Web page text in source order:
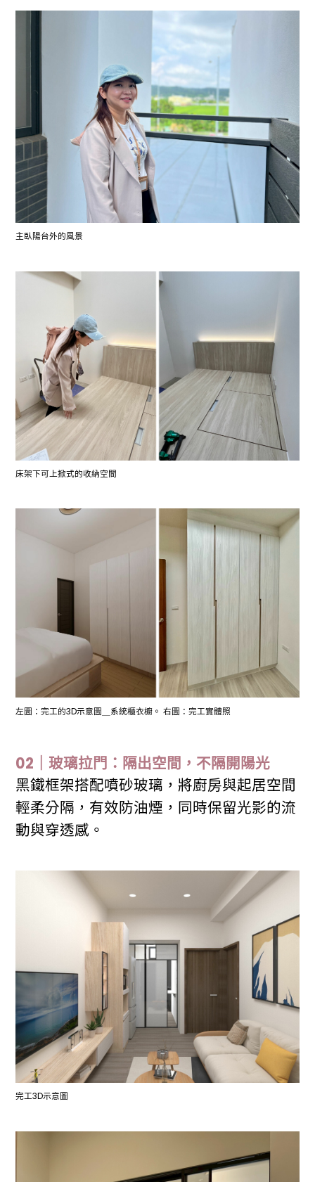
主臥陽台外的風景
床架下可上掀式的收納空間
左圖：完工的3D示意圖＿系統櫃衣櫥。 右圖：完工實體照
02｜玻璃拉門：隔出空間，不隔開陽光
黑鐵框架搭配噴砂玻璃，將廚房與起居空間
輕柔分隔，有效防油煙，同時保留光影的流
動與穿透感。
完工3D示意圖